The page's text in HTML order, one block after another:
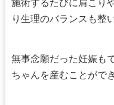
施術するたびに肩こり
り生理のバランスも整
無事念願だった妊娠も
ちゃんを産むことがで